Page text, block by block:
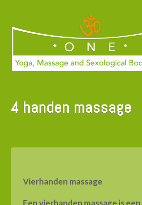
4 handen massage
Vierhanden massage
Een vierhanden massage is